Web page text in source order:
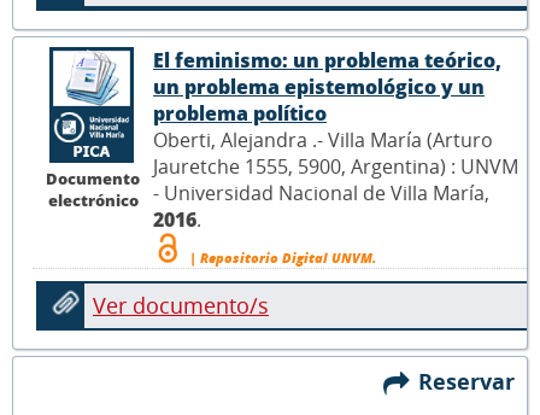
Documento
electrónico
El feminismo: un problema teórico,
un problema epistemológico y un
problema político
Oberti, Alejandra .- Villa María (Arturo
Jauretche 1555, 5900, Argentina) : UNVM
- Universidad Nacional de Villa María,
2016.
| Repositorio Digital UNVM.
Ver documento/s
Reservar